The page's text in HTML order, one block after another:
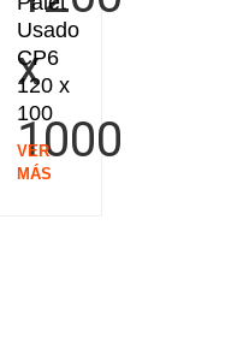
Usado
CP6
120 x
100
VER
MÁS